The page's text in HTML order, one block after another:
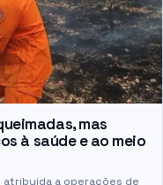
mas
à saúde e ao meio
atribuída a operações de